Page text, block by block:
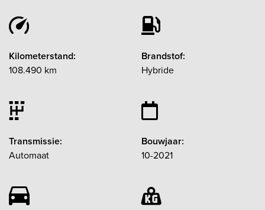
Kilometerstand:
108.490 km
Brandstof:
Hybride
Transmissie:
Automaat
Bouwjaar:
10-2021